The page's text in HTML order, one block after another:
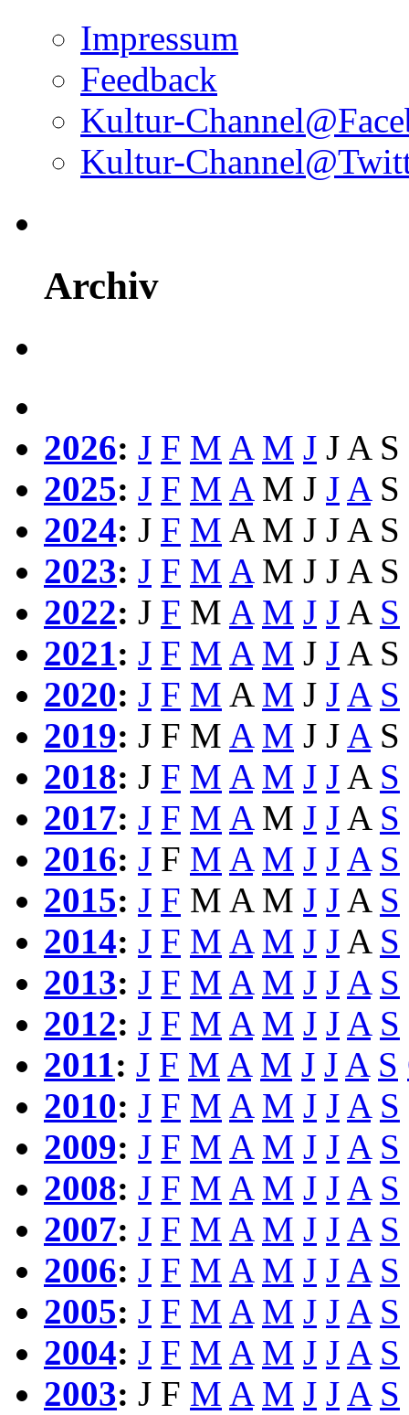
Impressum
Feedback
Kultur-
Kultur-
Archiv
2026: J F M A M J J A S
2025: J F M A M J J A S
2024: J F M A M J J A S
2023: J F M A M J J A S
2022: J F M A M J J A S
2021: J F M A M J J A S
2020: J F M A M J J A S
2019: J F M A M J J A S
2018: J F M A M J J A S
2017: J F M A M J J A S
2016: J F M A M J J A S
2015: J F M A M J J A S
2014: J F M A M J J A S
2013: J F M A M J J A S
2012: J F M A M J J A S
2011: J F M A M J J A S
2010: J F M A M J J A S
2009: J F M A M J J A S
2008: J F M A M J J A S
2007: J F M A M J J A S
2006: J F M A M J J A S
2005: J F M A M J J A S
2004: J F M A M J J A S
2003: J F M A M J J A S